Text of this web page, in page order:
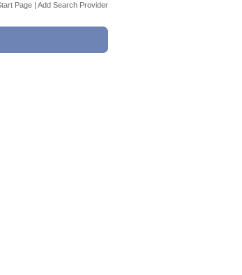
Page | Add Search Provider